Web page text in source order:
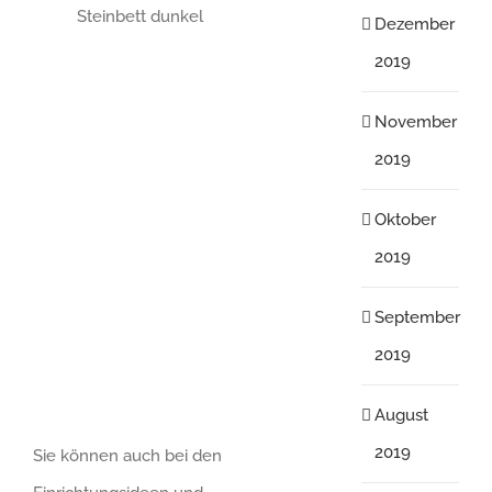
Steinbett dunkel
Sie können auch bei den
Dezember
2019
November
2019
Oktober
2019
September
2019
August
2019